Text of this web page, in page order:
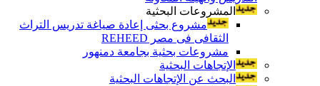
المشروعات البحثية
مشروع بحثى إعادة صياغة تدريس التراث
الثقافى فى مصر REHEED
مشروعات بحثية بجامعة دمنهور
الإتجاهات البحثية
البحث عن الإتجاهات البحثية